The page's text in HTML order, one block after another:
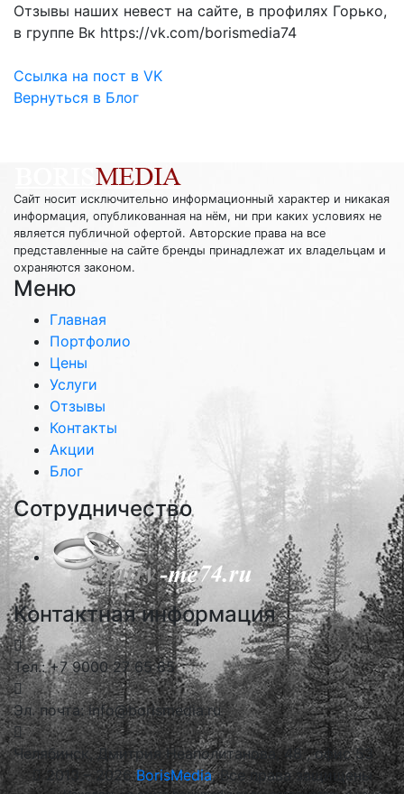
Отзывы наших невест на сайте, в профилях Горько,
в группе Вк https://vk.com/borismedia74
Ссылка на пост в VK
Вернуться в Блог
Сайт носит исключительно информационный характер и никакая
информация, опубликованная на нём, ни при каких условиях не
является публичной офертой. Авторские права на все
представленные на сайте бренды принадлежат их владельцам и
охраняются законом.
Меню
Главная
Портфолио
Цены
Услуги
Отзывы
Контакты
Акции
Блог
Сотрудничество
Контактная информация
Тел.: +7 9000 27 65 65
Эл. почта: info@borismedia.ru
Челябинск, Дмитрия Неаполитанова, 48 , офис 53
2013 – 2026 BorisMedia, Все права защищены